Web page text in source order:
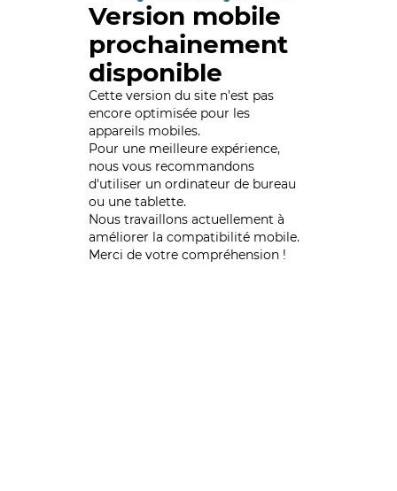
Version mobile
prochainement
disponible
Cette version du site n’est pas
encore optimisée pour les
appareils mobiles.
Pour une meilleure expérience,
nous vous recommandons
d'utiliser un ordinateur de bureau
ou une tablette.
Nous travaillons actuellement à
améliorer la compatibilité mobile.
Merci de votre compréhension !